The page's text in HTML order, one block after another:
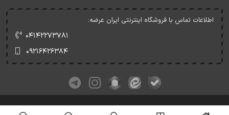
اطلاعات تماس با فروشگاه اینترنتی ایران عرضه:
۰۴۱۴۲۲۷۳۷۸۱
۰۹۲۱۶۴۲۶۳۸۴
کلیه حقوق این وبسایت متعلق به ایران عرضه می‌باشد.